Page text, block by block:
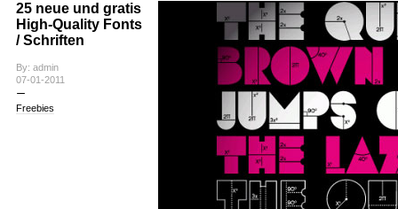
25 neue und gratis
High-Quality Fonts
/ Schriften
By: admin
07-01-2011
Freebies